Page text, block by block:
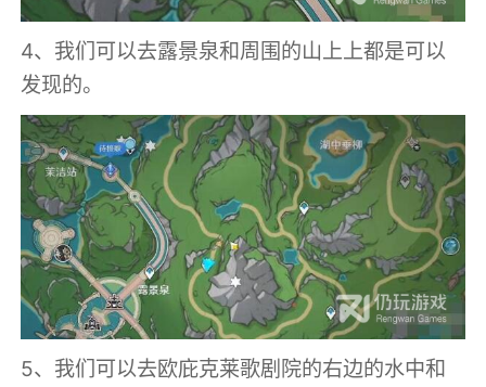
4、我们可以去露景泉和周围的山上上都是可以
发现的。
5、我们可以去欧庇克莱歌剧院的右边的水中和